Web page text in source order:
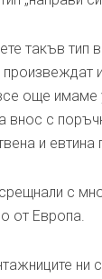
такъв тип
още имаме
внос с
и евтина
с
от Европа.
ни